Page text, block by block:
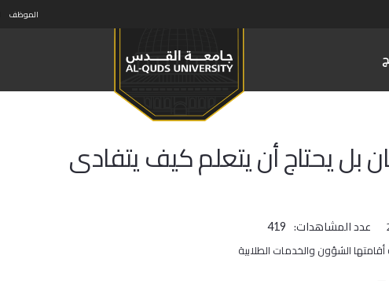
الموظف
بل يحتاج أن يتعلم كيف يتفادى
عدد المشاهدات: 419
الشؤون والخدمات الطلابية